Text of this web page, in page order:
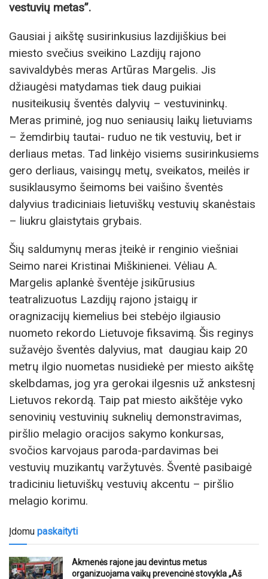
vestuvių metas”.
Gausiai į aikštę susirinkusius lazdijiškius bei
miesto svečius sveikino Lazdijų rajono
savivaldybės meras Artūras Margelis. Jis
džiaugėsi matydamas tiek daug puikiai
nusiteikusių šventės dalyvių – vestuvininkų.
Meras priminė, jog nuo seniausių laikų lietuviams
– žemdirbių tautai- ruduo ne tik vestuvių, bet ir
derliaus metas. Tad linkėjo visiems susirinkusiems
gero derliaus, vaisingų metų, sveikatos, meilės ir
susiklausymo šeimoms bei vaišino šventės
dalyvius tradiciniais lietuviškų vestuvių skanėstais
– liukru glaistytais grybais.
Šių saldumynų meras įteikė ir renginio viešniai
Seimo narei Kristinai Miškinienei. Vėliau A.
Margelis aplankė šventėje įsikūrusius
teatralizuotus Lazdijų rajono įstaigų ir
oragnizacijų kiemelius bei stebėjo ilgiausio
nuometo rekordo Lietuvoje fiksavimą. Šis reginys
sužavėjo šventės dalyvius, mat daugiau kaip 20
metrų ilgio nuometas nusidiekė per miesto aikštę
skelbdamas, jog yra gerokai ilgesnis už ankstesnį
Lietuvos rekordą. Taip pat miesto aikštėje vyko
senovinių vestuvinių suknelių demonstravimas,
piršlio melagio oracijos sakymo konkursas,
svočios karvojaus paroda-pardavimas bei
vestuvių muzikantų varžytuvės. Šventė pasibaigė
tradiciniu lietuviškų vestuvių akcentu – piršlio
melagio korimu.
Įdomu paskaityti
Akmenės rajone jau devintus metus
organizuojama vaikų prevencinė stovykla „Aš